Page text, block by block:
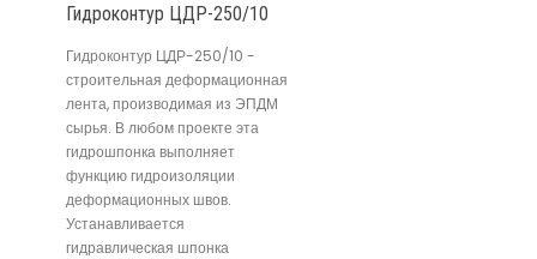
Гидроконтур ЦДР-250/10
Гидроконтур ЦДР-250/10 -
строительная деформационная
лента, производимая из ЭПДМ
сырья. В любом проекте эта
гидрошпонка выполняет
функцию гидроизоляции
деформационных швов.
Устанавливается
гидравлическая шпонка